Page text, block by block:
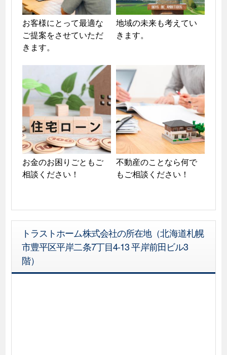
お客様にとって最適な
ご提案をさせていただ
きます。
地域の未来も考えてい
きます。
お金のお困りごともご
相談ください！
不動産のことなら何で
もご相談ください！
トラストホーム株式会社の所在地（北海道札幌
市豊平区平岸二条7丁目4-13 平岸前田ビル3
階）